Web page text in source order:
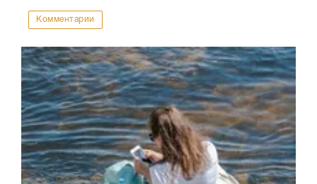
Комментарии